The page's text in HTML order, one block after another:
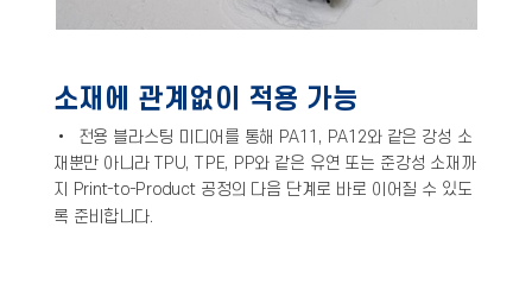
소재에 관계없이 적용 가능
• 전용 블라스팅 미디어를 통해 PA11, PA12와 같은 강성 소
재뿐만 아니라 TPU, TPE, PP와 같은 유연 또는 준강성 소재까
지 Print-to-Product 공정의 다음 단계로 바로 이어질 수 있도
록 준비합니다.